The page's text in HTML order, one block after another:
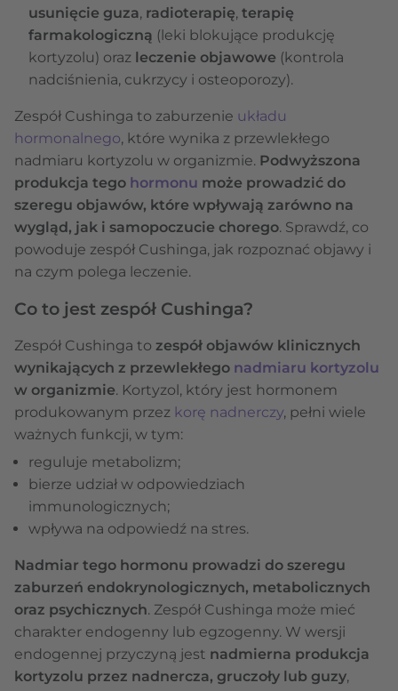
usunięcie guza, radioterapię, terapię
farmakologiczną (leki blokujące produkcję
kortyzolu) oraz leczenie objawowe (kontrola
nadciśnienia, cukrzycy i osteoporozy).
Zespół Cushinga to zaburzenie układu
hormonalnego, które wynika z przewlekłego
nadmiaru kortyzolu w organizmie. Podwyższona
produkcja tego hormonu może prowadzić do
szeregu objawów, które wpływają zarówno na
wygląd, jak i samopoczucie chorego. Sprawdź, co
powoduje zespół Cushinga, jak rozpoznać objawy i
na czym polega leczenie.
Co to jest zespół Cushinga?
Zespół Cushinga to zespół objawów klinicznych
wynikających z przewlekłego nadmiaru kortyzolu
w organizmie. Kortyzol, który jest hormonem
produkowanym przez korę nadnerczy, pełni wiele
ważnych funkcji, w tym:
reguluje metabolizm;
bierze udział w odpowiedziach
immunologicznych;
wpływa na odpowiedź na stres.
Nadmiar tego hormonu prowadzi do szeregu
zaburzeń endokrynologicznych, metabolicznych
oraz psychicznych. Zespół Cushinga może mieć
charakter endogenny lub egzogenny. W wersji
endogennej przyczyną jest nadmierna produkcja
kortyzolu przez nadnercza, gruczoły lub guzy,